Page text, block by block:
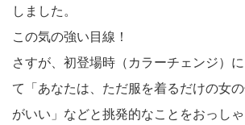
しました。
この気の強い目線！
さすが、初登場時（カラーチェンジ）
て「あなたは、ただ服を着るだけの女
がいい」などと挑発的なことをおっし